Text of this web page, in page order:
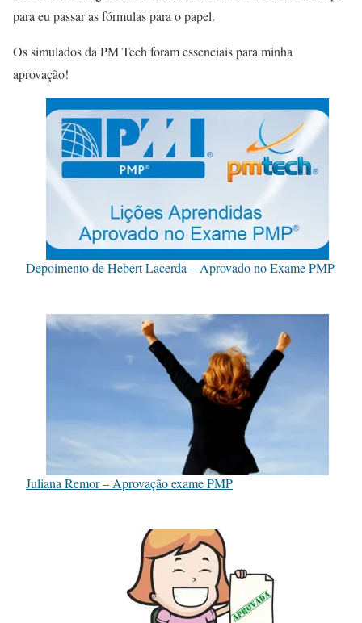
para eu passar as fórmulas para o papel.
Os simulados da PM Tech foram essenciais para minha
aprovação!
Depoimento de Hebert Lacerda – Aprovado no Exame PMP
Juliana Remor – Aprovação exame PMP